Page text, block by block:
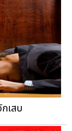
เสบ